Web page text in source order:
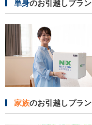
単身のお引越しプラン
家族のお引越しプラン